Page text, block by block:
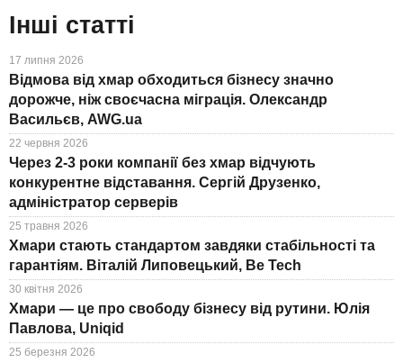
Інші статті
17 липня 2026
Відмова від хмар обходиться бізнесу значно
дорожче, ніж своєчасна міграція. Олександр
Васильєв, AWG.ua
22 червня 2026
Через 2-3 роки компанії без хмар відчують
конкурентне відставання. Сергій Друзенко,
адміністратор серверів
25 травня 2026
Хмари стають стандартом завдяки стабільності та
гарантіям. Віталій Липовецький, Be Tech
30 квітня 2026
Хмари — це про свободу бізнесу від рутини. Юлія
Павлова, Uniqid
25 березня 2026